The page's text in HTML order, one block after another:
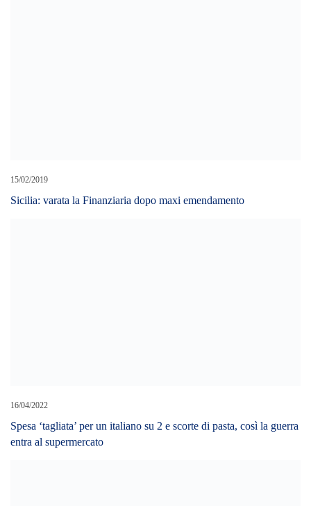
15/02/2019
Sicilia: varata la Finanziaria dopo maxi emendamento